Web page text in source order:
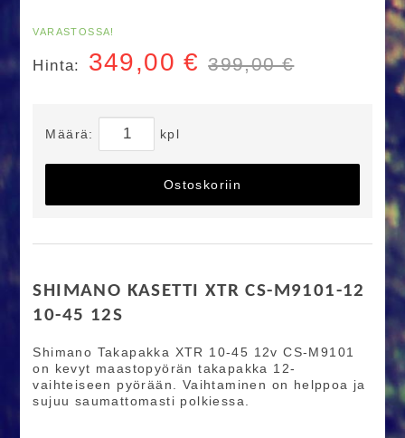
VARASTOSSA!
Hinta: 349,00€ 399,00 €
Määrä: kpl
Ostoskoriin
SHIMANO KASETTI XTR CS-M9101-12
10-45 12S
Shimano Takapakka XTR 10-45 12v CS-M9101
on kevyt maastopyörän takapakka 12-
vaihteiseen pyörään. Vaihtaminen on helppoa ja
sujuu saumattomasti polkiessa.